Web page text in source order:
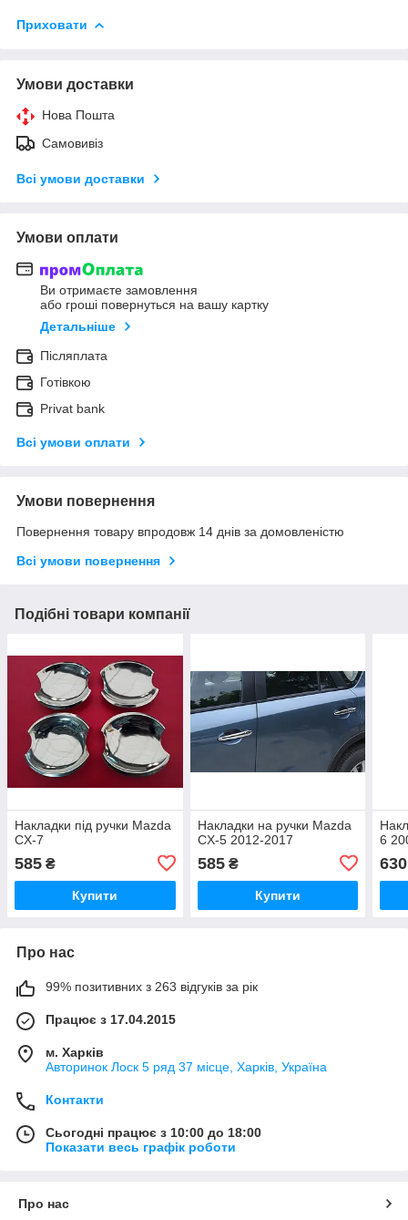
Приховати
Умови доставки
Нова Пошта
Самовивіз
Всі умови доставки
Умови оплати
Ви отримаєте замовлення
або гроші повернуться на вашу картку
Детальніше
Післяплата
Готівкою
Privat bank
Всі умови оплати
Умови повернення
Повернення товару впродовж 14 днів за домовленістю
Всі умови повернення
Подібні товари компанії
Накладки під ручки Mazda
CX-7
585 ₴
Купити
Накладки на ручки Mazda
CX-5 2012-2017
585₴
Купити
6
630
Про нас
99% позитивних з 263 відгуків за рік
Працює з 17.04.2015
м. Харків
Авторинок Лоск 5 ряд 37 місце, Харків, Україна
Контакти
Сьогодні працює з 10:00 до 18:00
Показати весь графік роботи
Про нас